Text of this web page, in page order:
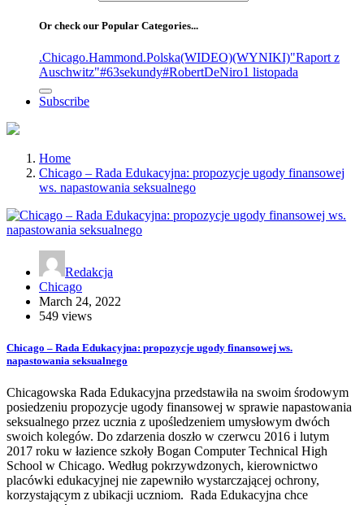
Or check our Popular Categories...
.Chicago.Hammond.Polska(WIDEO)(WYNIKI)"Raport z
Auschwitz"#63sekundy#RobertDeNiro1 listopada
Subscribe
Home
Chicago – Rada Edukacyjna: propozycje ugody finansowej
ws. napastowania seksualnego
Redakcja
Chicago
March 24, 2022
549 views
Chicago – Rada Edukacyjna: propozycje ugody finansowej ws.
napastowania seksualnego
Chicagowska Rada Edukacyjna przedstawiła na swoim środowym
posiedzeniu propozycje ugody finansowej w sprawie napastowania
seksualnego przez ucznia z upośledzeniem umysłowym dwóch
swoich kolegów. Do zdarzenia doszło w czerwcu 2016 i lutym
2017 roku w łazience szkoły Bogan Computer Technical High
School w Chicago. Według pokrzywdzonych, kierownictwo
placówki edukacyjnej nie zapewniło wystarczającej ochrony,
korzystającym z ubikacji uczniom. Rada Edukacyjna chce